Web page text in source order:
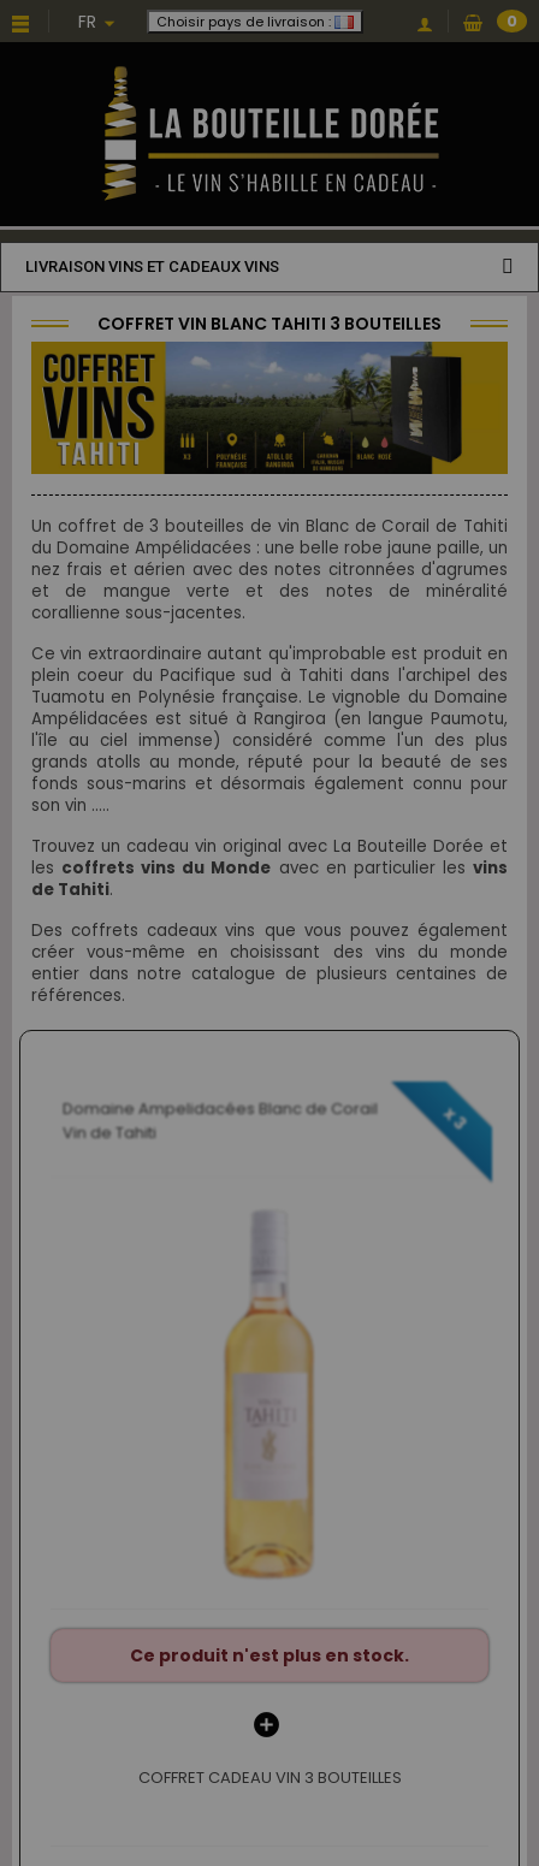
FR Choisir pays de livraison : 0
LIVRAISON VINS ET CADEAUX VINS
COFFRET VIN BLANC TAHITI 3 BOUTEILLES
Un coffret de 3 bouteilles de vin Blanc de Corail de Tahiti
du Domaine Ampélidacées : une belle robe jaune paille, un
nez frais et aérien avec des notes citronnées d'agrumes
et de mangue verte et des notes de minéralité
corallienne sous-jacentes.
Ce vin extraordinaire autant qu'improbable est produit en
plein coeur du Pacifique sud à Tahiti dans l'archipel des
Tuamotu en Polynésie française. Le vignoble du Domaine
Ampélidacées est situé à Rangiroa (en langue Paumotu,
l'île au ciel immense) considéré comme l'un des plus
grands atolls au monde, réputé pour la beauté de ses
fonds sous-marins et désormais également connu pour
son vin .....
Trouvez un cadeau vin original avec La Bouteille Dorée et
les coffrets vins du Monde avec en particulier lesvins
de Tahiti.
Des coffrets cadeaux vins que vous pouvez également
créer vous-même en choisissant des vins du monde
entier dans notre catalogue de plusieurs centaines de
références.
x 3
Domaine Ampelidacées Blanc de Corail
Vin de Tahiti
Ce produit n'est plus en stock.
COFFRET CADEAU VIN 3 BOUTEILLES